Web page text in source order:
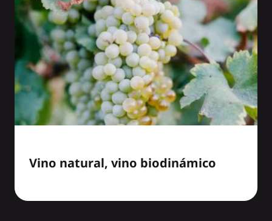
Vino natural, vino biodinámico